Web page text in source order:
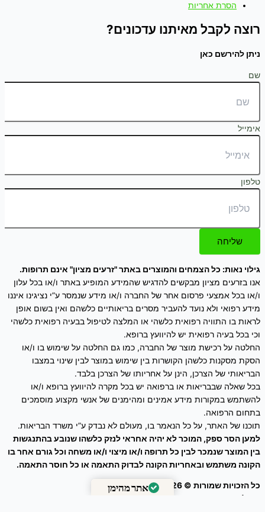
הסרת אחריות
רוצה לקבל מאיתנו עדכונים?
ניתן להירשם כאן
שם
אימייל
טלפון
שליחה
גילוי נאות: כל הצמחים והמוצרים באתר "זרעים מציון" אינם תרופות.
אנו בזרעים מציון מבקשים להדגיש שהמידע המופיע באתר ו/או בכל עלון
ו/או בכל אמצעי פרסום אחר של החברה ו/או מידע שנמסר ע”י נציגינו איננו
מידע רפואי ולא נועד להעביר מסרים בריאותיים כלשהם ואין בשום אופן
לראות בו התוויה רפואית כלשהי או המלצה לטיפול בבעיה רפואית כלשהי
וכי בכל בעיה רפואית יש להיוועץ ברופא.
החלטה על רכישת מוצר של החברה, כמו גם החלטה על שימוש בו ו/או
הסקת מסקנות כלשהן הקושרות בין שימוש במוצר לבין שינוי במצבו
הבריאותי של הצרכן, הינן על אחריותו של הצרכן בלבד.
בכל שאלה שבבריאות או ברפואה יש בכל מקרה להיוועץ ברופא ו/או
להשתמש במקורות מידע אמינים ומהימנים של אנשי מקצוע מוסמכים
בתחום הרפואה.
תוכנו של האתר, על כל הנאמר בו, מעולם לא נבדק ע”י משרד הבריאות.
למען הסר ספק, המוכר לא יהיה אחראי לנזק כלשהו שנובע בהתנגשות
בין המוצר שנמכר לבין כל תרופה ו/או מיצוי ו/או משחה וכל גורם אחר בו
הקונה משתמש ובאחריות הקונה לבדוק התאמה או כל חוסר התאמה.
כל הזכויות שמורות © 2026
זרעים מציון
ניהול אתר – עיצוב ושיווק דיגיטלי :
אתר מהימן